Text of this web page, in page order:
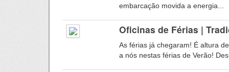
embarcação movida a energia...
Oficinas de Férias |
As férias já chegaram! É altura
a nós nestas férias de Verão!